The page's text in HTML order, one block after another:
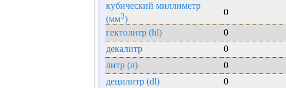
кубический миллиметр
(мм3)
0
гектолитр (hl)
0
декалитр
0
литр (л)
0
децилитр (dl)
0